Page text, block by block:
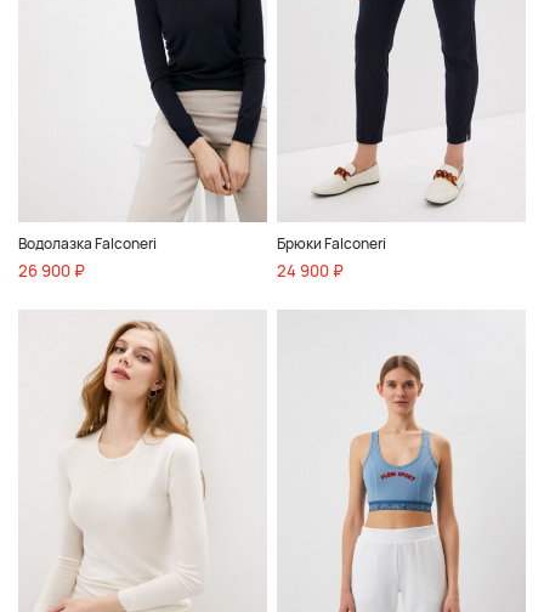
Водолазка Falconeri
26 900 ₽
Брюки Falconeri
24 900 ₽